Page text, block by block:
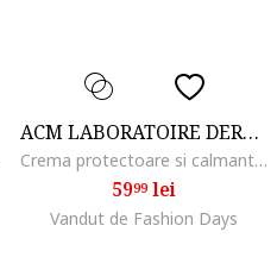
ACM LABORATOIRE DERMATOLOGIQUE
Crema protectoare si calmanta ACM Trigopax, 30 ml
5999lei
Vandut de Fashion Days